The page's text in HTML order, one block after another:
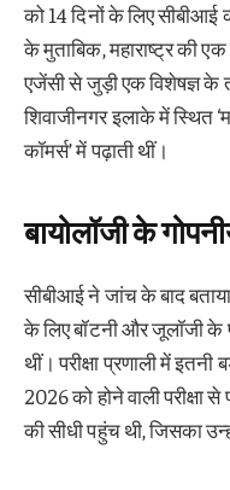
को 14 दिनों के लिए
के मुताबिक, महाराष्ट्र की
एजेंसी से जुड़ी एक विशेषज्ञ के
शिवाजीनगर इलाके में स्थित
कॉमर्स’ में पढ़ाती थीं।
बायोलॉजी के
सीबीआई ने जांच के बाद
के लिए बॉटनी और जूलॉजी के
थीं। परीक्षा प्रणाली में
2026 को होने वाली परीक्षा
की सीधी पहुंच थी, जिसका